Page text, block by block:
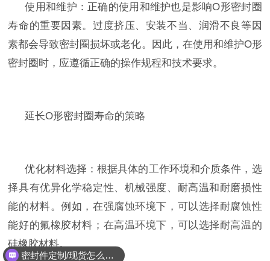
使用和维护：正确的使用和维护也是影响O形密封圈
寿命的重要因素。过度挤压、安装不当、润滑不良等因
素都会导致密封圈损坏或老化。因此，在使用和维护O形
密封圈时，应遵循正确的操作规程和技术要求。
延长O形密封圈寿命的策略
优化材料选择：根据具体的工作环境和介质条件，选
择具有优异化学稳定性、机械强度、耐高温和耐磨损性
能的材料。例如，在强腐蚀环境下，可以选择耐腐蚀性
能好的氟橡胶材料；在高温环境下，可以选择耐高温的
硅橡胶材料。
密封件定制/现货怎么报价，起订量多少？